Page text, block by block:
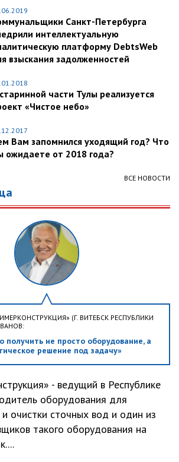
Санкт-Петербурга
интеллектуальную
платформу DebtsWeb
взыскания задолженностей
части Тулы реализуется
«Чистое небо»
Вам запомнился уходящий год? Что
ожидаете от 2018 года?
ВСЕ НОВОСТИ
(Г. ВИТЕБСК РЕСПУБЛИКИ
получить не просто оборудование, а
решение под задачу»
- ведущий в Республике
оборудования для
очистки сточных вод и один из
такого оборудования на